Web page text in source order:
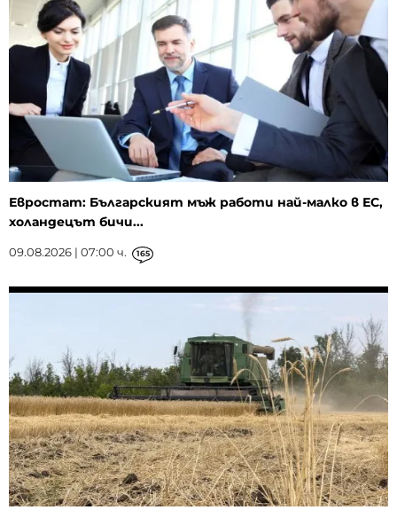
Евростат: Българският мъж работи най-малко в ЕС,
холандецът бичи...
09.08.2026 | 07:00 ч. 165